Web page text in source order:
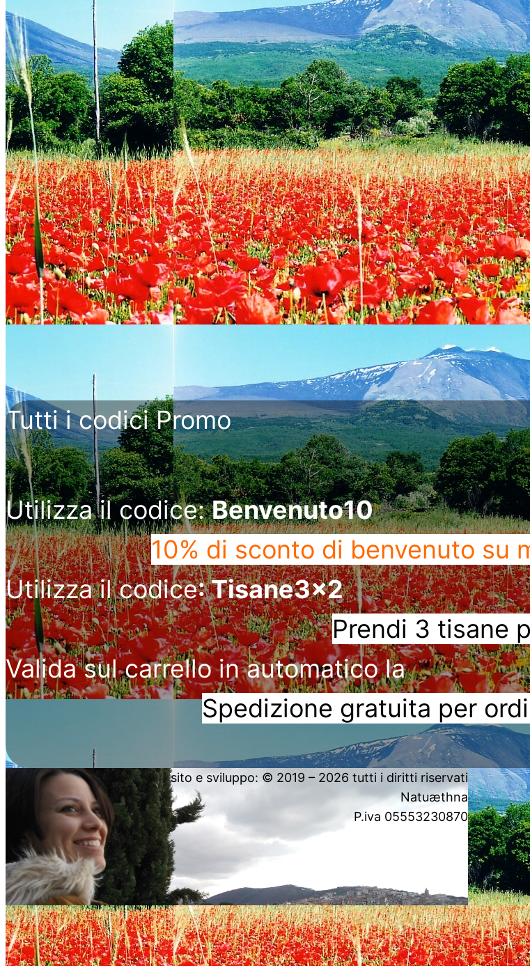
Tutti i codici Promo
Utilizza il codice:Benvenuto10
10% di sconto di benvenuto su
Utilizza il codice: Tisane3x2
Prendi 3 tisane
Valida sul carrello in automatico la
Spedizione gratuita per
sito e sviluppo: © 2019 – 2026 tutti i diritti riservati
Natuæthna
P.iva 05553230870